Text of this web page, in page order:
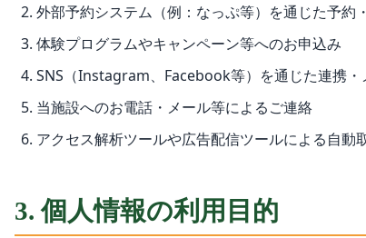
外部予約システム（例：なっぷ等）を通じた予約
体験プログラムやキャンペーン等へのお申込み
SNS（Instagram、Facebook等）を通じた連携・
当施設へのお電話・メール等によるご連絡
アクセス解析ツールや広告配信ツールによる自動
3. 個人情報の利用目的